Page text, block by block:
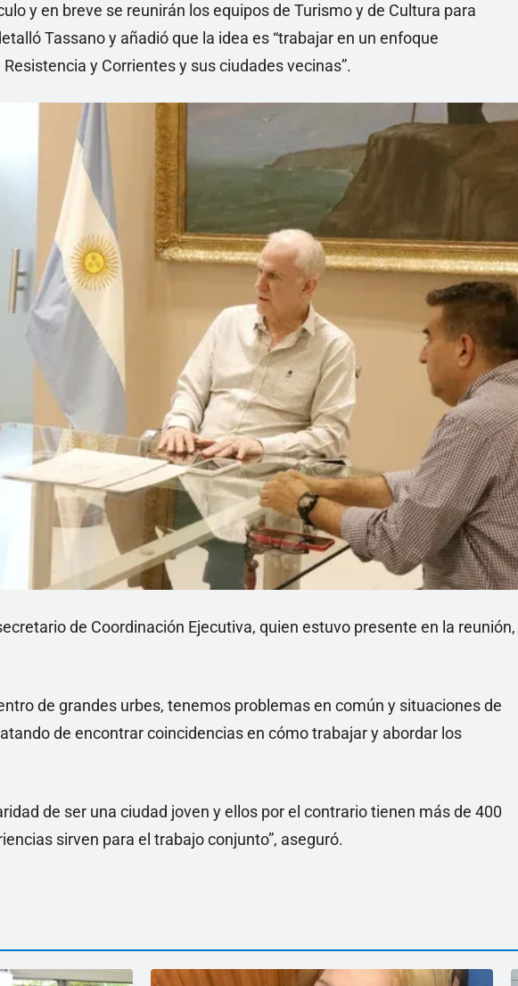
y en breve se reunirán los equipos de Turismo y de Cultura para
Tassano y añadió que la idea es “trabajar en un enfoque
y Corrientes y sus ciudades vecinas”.
de Coordinación Ejecutiva, quien estuvo presente en la reunión,
de grandes urbes, tenemos problemas en común y situaciones de
de encontrar coincidencias en cómo trabajar y abordar los
de ser una ciudad joven y ellos por el contrario tienen más de 400
sirven para el trabajo conjunto”, aseguró.